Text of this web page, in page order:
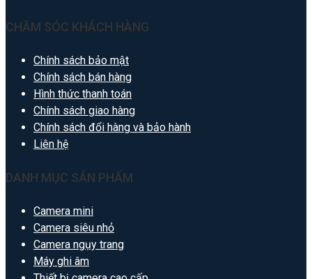
CHĂM SÓC KHÁCH HÀNG
Chính sách bảo mật
Chính sách bán hàng
Hình thức thanh toán
Chính sách giao hàng
Chính sách đổi hàng và bảo hành
Liên hệ
DANH MỤC SẢN PHẨM
Camera mini
Camera siêu nhỏ
Camera ngụy trang
Máy ghi âm